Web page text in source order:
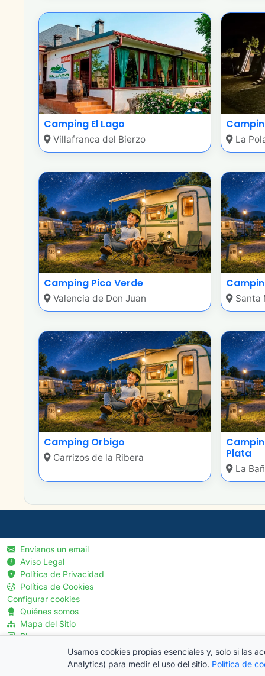
Camping El Lago
Villafranca del Bierzo La
Camping Pico Verde
Valencia de Don Juan Santa
Camping Orbigo
Carrizos de la Ribera
Plata
La
Envíanos un email
Aviso Legal
Política de Privacidad
Política de Cookies
Configurar cookies
Quiénes somos
Mapa del Sitio
Blog
Menú ProfesionalesUsamos cookies propias esenciales y, solo si las
Analytics) para medir el uso del sitio. Política de